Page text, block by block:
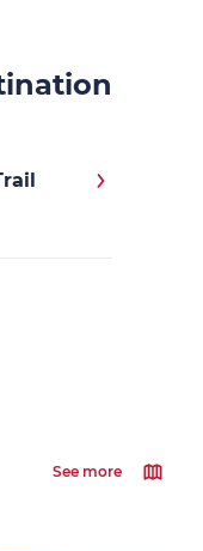
See more